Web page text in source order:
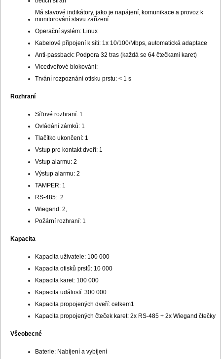
Má stavové indikátory, jako je napájení, komunikace a provoz k
monitorování stavu zařízení
Operační systém: Linux
Kabelové připojení k síti: 1x 10/100/Mbps, automatická adaptace
Anti-passback: Podpora 32 tras (každá se 64 čtečkami karet)
Vícedveřové blokování:
Trvání rozpoznání otisku prstu: < 1 s
Rozhraní
Síťové rozhraní: 1
Ovládání zámků: 1
Tlačítko ukončení: 1
Vstup pro kontakt dveří: 1
Vstup alarmu: 2
Výstup alarmu: 2
TAMPER: 1
RS-485: 2
Wiegand: 2,
Požární rozhraní: 1
Kapacita
Kapacita uživatele: 100 000
Kapacita otisků prstů: 10 000
Kapacita karet: 100 000
Kapacita událostí: 300 000
Kapacita propojených dveří: celkem1
Kapacita propojených čteček karet: 2x RS-485 + 2x Wiegand čtečky
Všeobecné
Baterie: Nabíjení a vybíjení